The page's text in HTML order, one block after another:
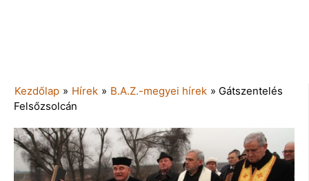
Kezdőlap » Hírek » B.A.Z.-megyei hírek » Gátszentelés
Felsőzsolcán